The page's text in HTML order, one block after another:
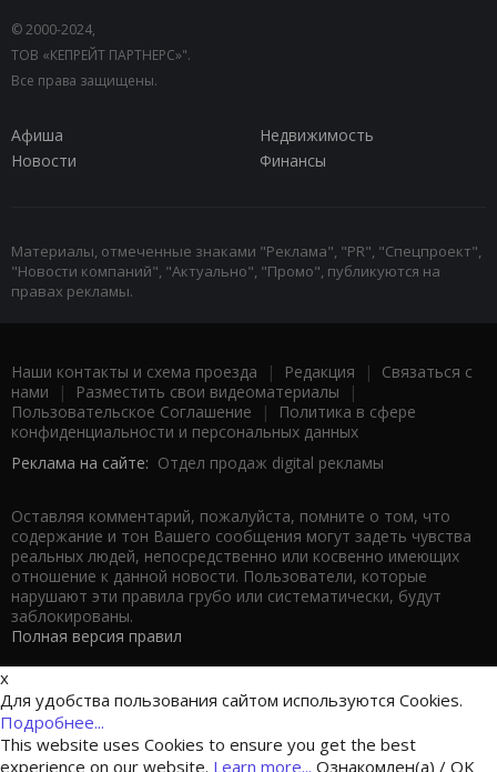
© 2000-2024,
ТОВ «КЕПРЕЙТ ПАРТНЕРС»".
Все права защищены.
Афиша
Недвижимость
Новости
Финансы
Материалы, отмеченные знаками "Реклама", "PR", "Спецпроект",
"Новости компаний", "Актуально", "Промо", публикуются на
правах рекламы.
Наши контакты и схема проезда | Редакция | Связаться с
нами | Разместить свои видеоматериалы |
Пользовательское Соглашение |
Политика в сфере
конфиденциальности и персональных данных
Реклама на сайте: Отдел продаж digital рекламы
Оставляя комментарий, пожалуйста, помните о том, что
содержание и тон Вашего сообщения могут задеть чувства
реальных людей, непосредственно или косвенно имеющих
отношение к данной новости. Пользователи, которые
нарушают эти правила грубо или систематически, будут
заблокированы.
Полная версия правил
x
Для удобства пользования сайтом используются Cookies.
Подробнее...
This website uses Cookies to ensure you get the best
experience on our website. Learn more... Ознакомлен(а) / OK